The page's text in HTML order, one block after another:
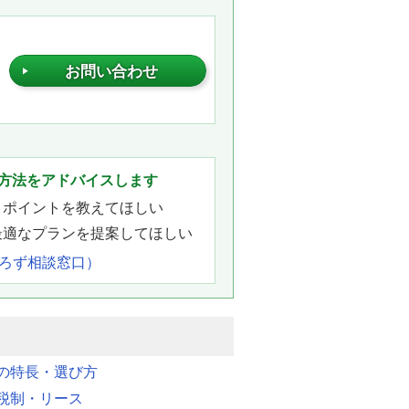
お問い合わせ
法をアドバイスします
イントを教えてほしい
なプランを提案してほしい
ず相談窓口）
特長・選び方
制・リース